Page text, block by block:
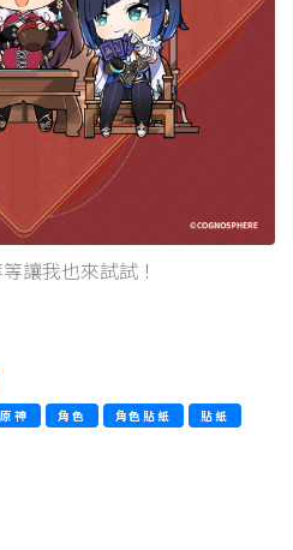
讓我也來試試！
原神 角色 角色貼紙
貼紙